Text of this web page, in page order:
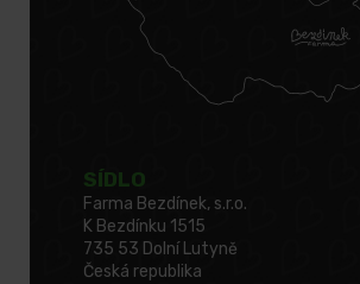
SÍDLO
Farma Bezdínek, s.r.o.
K Bezdínku 1515
735 53 Dolní Lutyně
Česká republika